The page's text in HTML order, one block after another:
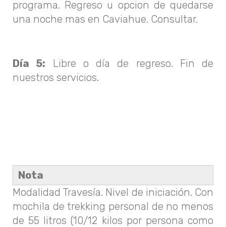
programa. Regreso u opcion de quedarse
una noche mas en Caviahue. Consultar.
Día 5: Libre o día de regreso. Fin de
nuestros servicios.
Nota
Modalidad Travesía. Nivel de iniciación. Con
mochila de trekking personal de no menos
de 55 litros (10/12 kilos por persona como